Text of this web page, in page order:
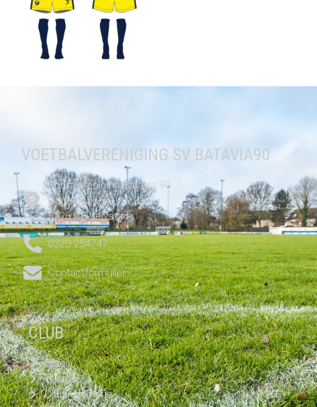
VOETBALVERENIGING SV BATAVIA90
Sportvereniging Batavia 90
Doggersbank3
8226 CE Lelystad
0320 254747
Contactformulier
CLUB
Media
Teams
Clubinformatie